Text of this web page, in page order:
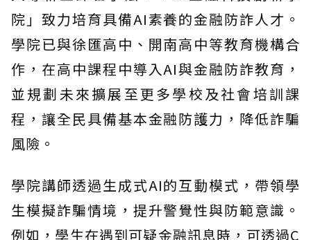
院」致力培育具備AI素養的金融防詐人才。
學院已與徐匯高中、開南高中等教育機構合
作，在高中課程中導入AI與金融防詐教育，
並規劃未來擴展至更多學校及社會培訓課
程，讓全民具備基本金融防護力，降低詐騙
風險。
學院講師透過生成式AI的互動模式，帶領學
生模擬詐騙情境，提升警覺性與防範意識。
例如，學生在遇到可疑金融訊息時，可透過C